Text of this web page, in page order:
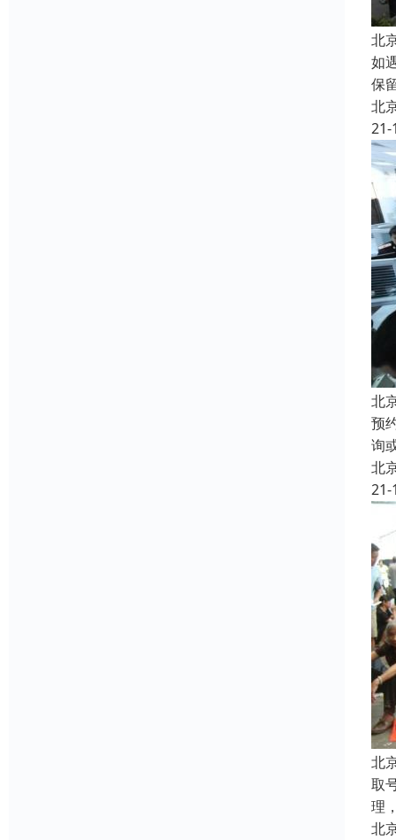
北
如
保
北
21-
北
预
询
北
21-
北
取
理
北